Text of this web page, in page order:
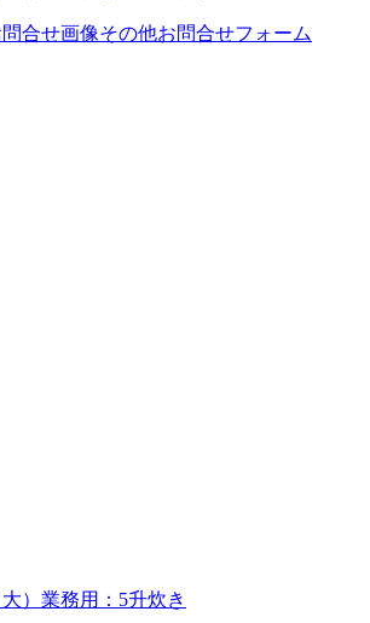
その他お問合せフォーム
）業務用：5升炊き